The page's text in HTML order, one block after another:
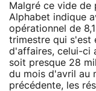
Malgré ce vide de
Alphabet indique
opérationnel de
trimestre qui s'est
d'affaires, celui-ci
soit presque 28
du mois d'avril au
précédente, les